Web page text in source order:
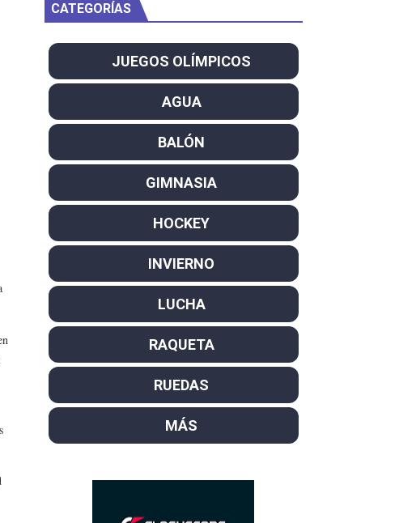
Sina Frei dominan el Europeo
Bretaña se reparten el botín y Caetano Horta y Rodrigo Conde
ya son decacampeonas y quinto oro consecutivo
Champion
y 4 platas
en WWE
la AUSL
campeón del mundo. Bronces para David Llorente y Miren
pentacampeones, los más laureados
del año como campeón
las puertas
Jorge Rodríguez y Ana Carvajal
CATEGORÍAS
JUEGOS OLÍMPICOS
AGUA
BALÓN
GIMNASIA
HOCKEY
INVIERNO
LUCHA
RAQUETA
RUEDAS
MÁS